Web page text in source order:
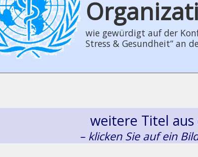
wie gewürdigt auf der
Stress & Gesundheit“ an
weitere Titel
– klicken Sie auf ein